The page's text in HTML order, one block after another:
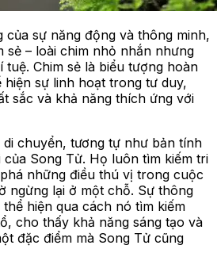
của sự năng động và thông minh,
sẻ – loài chim nhỏ nhắn nhưng
Chim sẻ là biểu tượng hoàn
sự linh hoạt trong tư duy,
sắc và khả năng thích ứng với
di chuyển, tương tự như bản tính
Song Tử. Họ luôn tìm kiếm tri
những điều thú vị trong cuộc
ngừng lại ở một chỗ. Sự thông
hiện qua cách nó tìm kiếm
cho thấy khả năng sáng tạo và
đặc điểm mà Song Tử cũng